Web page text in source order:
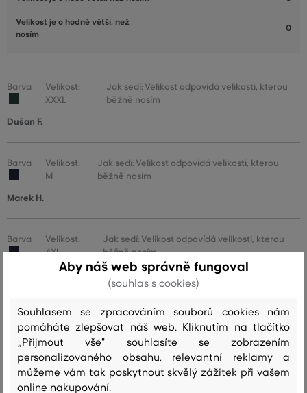
Velikost je o hodně větší, než
nosím
0
Barva
Velikost:
XXXL
Jak sedí: Velikost odpovídá velikosti, kterou
běžně nosím
Dušan F.
Barva
Velikost:
M
Jak sedí: Velikost odpovídá velikosti, kterou
běžně nosím
Marek H.
Barva
Velikost:
4XL
Jak sedí: Velikost odpovídá velikosti, kterou
běžně nosím
Barva
Velikost:
XXL
Jak sedí: Velikost odpovídá velikosti, kterou
běžně nosím
Marcela Š.
Aby náš web správně fungoval
(souhlas s cookies)
Souhlasem se zpracováním souborů cookies nám
pomáháte zlepšovat náš web. Kliknutím na tlačítko
„Přijmout vše" souhlasíte se zobrazením
personalizovaného obsahu, relevantní reklamy a
můžeme vám tak poskytnout skvělý zážitek při vašem
online nakupování.